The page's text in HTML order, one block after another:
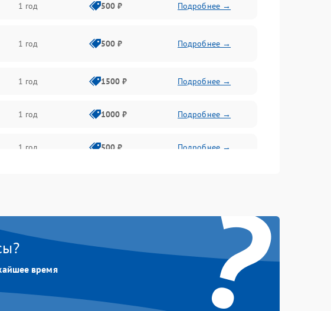
1 год 500 ₽ Подробнее →
1 год 500 ₽ Подробнее →
1 год 1500 ₽ Подробнее →
1 год 1000 ₽ Подробнее →
1 год 500 ₽ Подробнее →
Подробнее →
1 год Подробнее →
?
время